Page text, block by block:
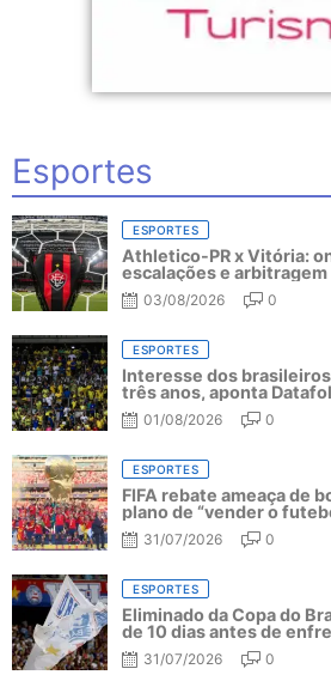
Esportes
ESPORTES
Athletico-PR x Vitória:
escalações e arbitragem
03/08/2026 0
ESPORTES
Interesse dos
três anos, aponta
01/08/2026 0
ESPORTES
FIFA rebate ameaça de
plano de “vender o
31/07/2026 0
ESPORTES
Eliminado da Copa do
de 10 dias antes de
31/07/2026 0